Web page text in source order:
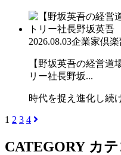
2026.08.03企業家倶
【野坂英吾の経営
リー社長野坂...
時代を捉え進化し続
1 2 3 4
CATEGORY カ